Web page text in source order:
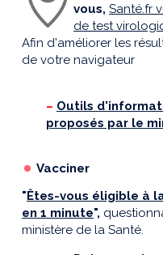
vous, Santé.fr
de test
Afin d'améliorer les
de votre navigateur
– Outils
proposés par le
Vacciner
"Êtes-vous éligible à
en 1 minute",
ministère de la Santé.